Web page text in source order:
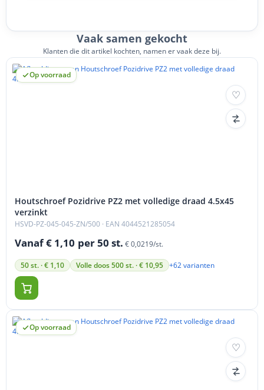
Vaak samen gekocht
Klanten die dit artikel kochten, namen er vaak deze bij.
Op voorraad
Houtschroef Pozidrive PZ2 met volledige draad 4.5x45
verzinkt
HSVD-PZ-045-045-ZN/500 · EAN 4044521285054
Vanaf € 1,10 per 50 st. € 0,0219/st.
50 st. · € 1,10 Volle doos 500 st. · € 10,95 +62 varianten
Op voorraad